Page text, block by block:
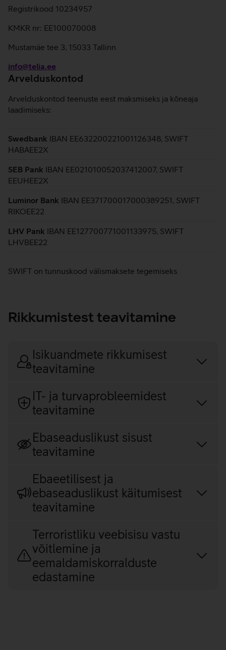
Registrikood 10234957
KMKR nr: EE100070008
Mustamäe tee 3, 15033 Tallinn
info@telia.ee
Arvelduskontod
Arvelduskontod teenuste eest maksmiseks ja kõneaja
laadimiseks:
Swedbank IBAN EE632200221001126348, SWIFT
HABAEE2X
SEB Pank IBAN EE021010052037412007, SWIFT
EEUHEE2X
Luminor Bank IBAN EE371700017000389251, SWIFT
RIKOEE22
LHV Pank IBAN EE127700771001133975, SWIFT
LHVBEE22
SWIFT on tunnuskood välismaksete tegemiseks
Rikkumistest teavitamine
Isikuandmete rikkumisest
teavitamine
IT- ja turvaprobleemidest
teavitamine
Ebaseaduslikust sisust
teavitamine
Ebaeetilisest ja
ebaseaduslikust käitumisest
teavitamine
Terroristliku veebisisu vastu
võitlemine ja
eemaldamiskorralduste
edastamine